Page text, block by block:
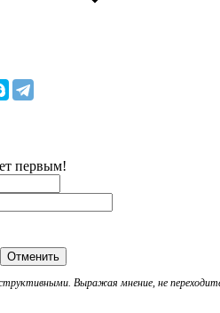
первым!
Выражая мнение, не